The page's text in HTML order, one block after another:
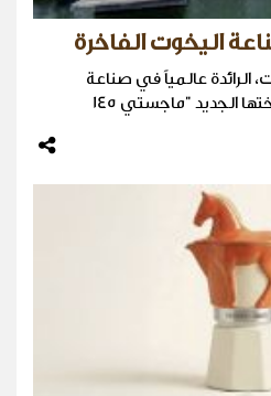
اليخوت الفاخرة
عالمياً في صناعة
الجديد "ماجستي 145